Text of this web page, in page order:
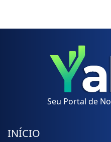
Seu Portal de
INÍCIO